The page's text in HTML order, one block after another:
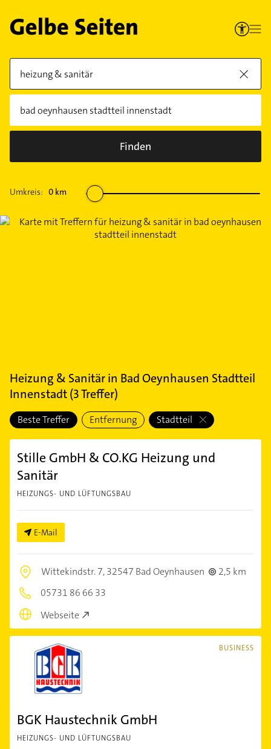
Finden
Umkreis: 0 km
Heizung & Sanitärin Bad Oeynhausen Stadtteil
Innenstadt(3Treffer)
Beste Treffer Entfernung Stadtteil
Stille GmbH & CO.KG Heizung und
Sanitär
HEIZUNGS- UND LÜFTUNGSBAU
E-Mail
Wittekindstr. 7,32547 Bad Oeynhausen
2,5 km
05731 86 66 33
Webseite
BUSINESS
BGK Haustechnik GmbH
HEIZUNGS- UND LÜFTUNGSBAU